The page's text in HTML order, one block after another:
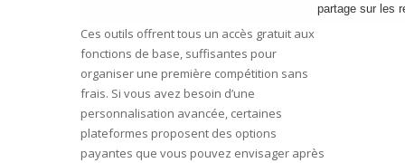
partage sur les
Ces outils offrent tous un accès gratuit aux
fonctions de base, suffisantes pour
organiser une première compétition sans
frais. Si vous avez besoin d’une
personnalisation avancée, certaines
plateformes proposent des options
payantes que vous pouvez envisager après